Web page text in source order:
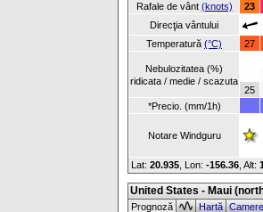
Rafale de vânt (knots) 23
Direcţia vântului
Temperatură (°C) 27
Nebulozitatea (%)
ridicata / medie / scazuta
25
*Precio. (mm/1h)
Notare Windguru
Lat: 20.935 , Lon: -156.36 Alt:
United States - Maui
Prognoză Hartă